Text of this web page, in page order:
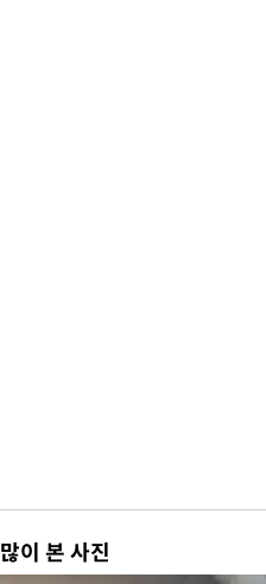
많이 본 사진